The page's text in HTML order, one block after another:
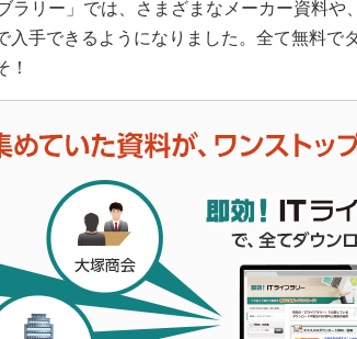
ラリー」では、さまざまなメーカー資料や
入手できるようになりました。全て無料で
！